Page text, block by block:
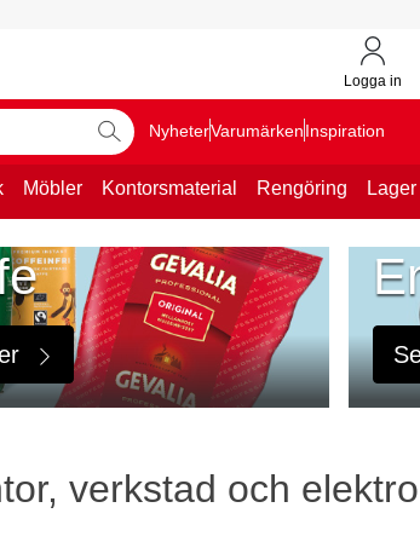
Logga in
NyheterVarumärkenInspiration
Möbler Kontorsmaterial Rengöring Lager
verkstad och